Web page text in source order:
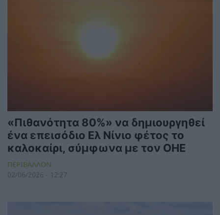
«Πιθανότητα 80%» να δημιουργηθεί
ένα επεισόδιο Ελ Νίνιο φέτος το
καλοκαίρι, σύμφωνα με τον ΟΗΕ
ΠΕΡΙΒΑΛΛΟΝ
02/06/2026 - 12:27